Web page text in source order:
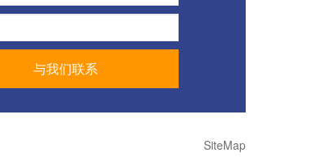
SiteMap